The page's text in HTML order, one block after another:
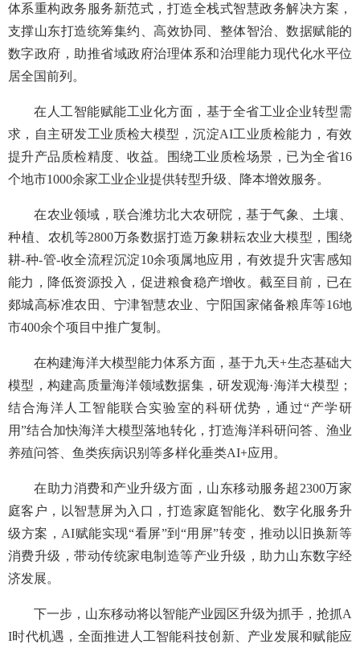
体系重构政务服务新范式，打造全栈式智慧政务解决方案，
支撑山东打造统筹集约、高效协同、整体智治、数据赋能的
数字政府，助推省域政府治理体系和治理能力现代化水平位
居全国前列。
在人工智能赋能工业化方面，基于全省工业企业转型需
求，自主研发工业质检大模型，沉淀AI工业质检能力，有效
提升产品质检精度、收益。围绕工业质检场景，已为全省16
个地市1000余家工业企业提供转型升级、降本增效服务。
在农业领域，联合潍坊北大农研院，基于气象、土壤、
种植、农机等2800万条数据打造万象耕耘农业大模型，围绕
耕-种-管-收全流程沉淀10余项属地应用，有效提升灾害感知
能力，降低资源投入，促进粮食稳产增收。截至目前，已在
郯城高标准农田、宁津智慧农业、宁阳国家储备粮库等16地
市400余个项目中推广复制。
在构建海洋大模型能力体系方面，基于九天+生态基础大
模型，构建高质量海洋领域数据集，研发观海·海洋大模型；
结合海洋人工智能联合实验室的科研优势，通过“产学研
用”结合加快海洋大模型落地转化，打造海洋科研问答、渔业
养殖问答、鱼类疾病识别等多样化垂类AI+应用。
在助力消费和产业升级方面，山东移动服务超2300万家
庭客户，以智慧屏为入口，打造家庭智能化、数字化服务升
级方案，AI赋能实现“看屏”到“用屏”转变，推动以旧换新等
消费升级，带动传统家电制造等产业升级，助力山东数字经
济发展。
下一步，山东移动将以智能产业园区升级为抓手，抢抓A
I时代机遇，全面推进人工智能科技创新、产业发展和赋能应